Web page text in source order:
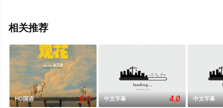
相关推荐
HD国语 9.0 中文字幕 4.0 中文字幕